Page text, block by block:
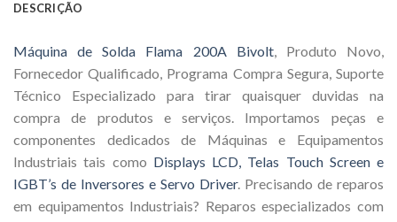
DESCRIÇÃO
Máquina de Solda Flama 200A Bivolt, Produto Novo,
Fornecedor Qualificado, Programa Compra Segura, Suporte
Técnico Especializado para tirar quaisquer duvidas na
compra de produtos e serviços. Importamos peças e
componentes dedicados de Máquinas e Equipamentos
Industriais tais como Displays LCD, Telas Touch Screen e
IGBT’s de Inversores e Servo Driver. Precisando de reparos
em equipamentos Industriais? Reparos especializados com